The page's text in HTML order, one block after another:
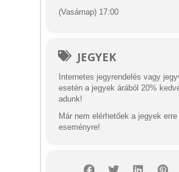
(Vasárnap) 17:00
JEGYEK
Internetes jegyrendelés vagy
esetén a jegyek árából 20%
adunk!
Már nem elérhetőek a jegyek erre
eseményre!